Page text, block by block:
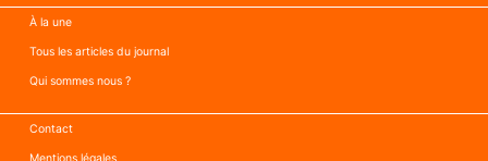
À la une
Tous les articles du journal
Qui sommes nous ?
Contact